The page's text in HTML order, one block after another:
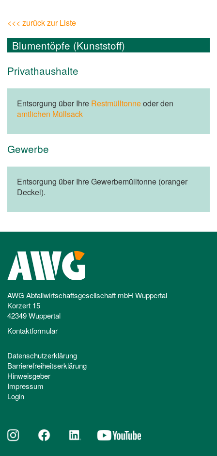
<<< zurück zur Liste
Blumentöpfe (Kunststoff)
Privathaushalte
Entsorgung über Ihre Restmülltonneoder den
amtlichen Müllsack
Gewerbe
Entsorgung über Ihre Gewerbemülltonne (oranger
Deckel).
AWG Abfallwirtschaftsgesellschaft mbH Wuppertal
Korzert 15
42349 Wuppertal
Kontaktformular
Datenschutzerklärung
Barrierefreiheitserklärung
Hinweisgeber
Impressum
Login